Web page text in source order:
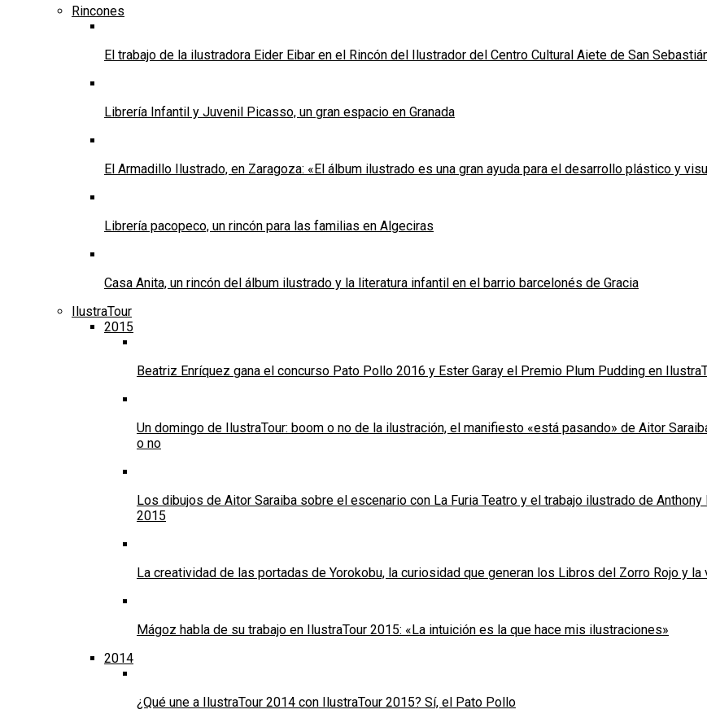
Rincones
El trabajo de la ilustradora Eider Eibar en el Rincón del Ilustrador del Centro Cultural Aiete de San
Librería Infantil y Juvenil Picasso, un gran espacio en Granada
El Armadillo Ilustrado, en Zaragoza: «El álbum ilustrado es una gran ayuda para el desarrollo plástico y
Librería pacopeco, un rincón para las familias en Algeciras
Casa Anita, un rincón del álbum ilustrado y la literatura infantil en el barrio barcelonés de Gracia
IlustraTour
2015
Beatriz Enríquez gana el concurso Pato Pollo 2016 y Ester Garay el Premio Plum Pudding en
Un domingo de IlustraTour: boom o no de la ilustración, el manifiesto «está pasando» de Aitor
o no
Los dibujos de Aitor Saraiba sobre el escenario con La Furia Teatro y el trabajo ilustrado de
2015
La creatividad de las portadas de Yorokobu, la curiosidad que generan los Libros del Zorro Rojo y
Mágoz habla de su trabajo en IlustraTour 2015: «La intuición es la que hace mis ilustraciones»
2014
¿Qué une a IlustraTour 2014 con IlustraTour 2015? Sí, el Pato Pollo